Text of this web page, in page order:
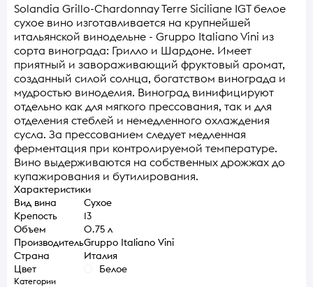
Solandia Grillo-Chardonnay Terre Siciliane IGT белое
сухое вино изготавливается на крупнейшей
итальянской винодельне - Gruppo Italiano Vini из
сорта винограда: Грилло и Шардоне. Имеет
приятный и завораживающий фруктовый аромат,
созданный силой солнца, богатством винограда и
мудростью виноделия. Виноград винифицируют
отдельно как для мягкого прессования, так и для
отделения стеблей и немедленного охлаждения
сусла. За прессованием следует медленная
ферментация при контролируемой температуре.
Вино выдерживаются на собственных дрожжах до
купажирования и бутилирования.
Характеристики
Вид вина
Сухое
Крепость
13
Объем
0.75 л
ПроизводительGruppo Italiano Vini
Страна
Италия
Цвет
Белое
Категории